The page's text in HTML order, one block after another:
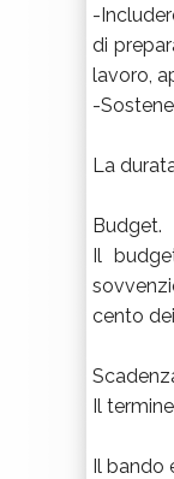
-
di
lavoro,
-
La
Budget.
Il
cento
Il
Il bando